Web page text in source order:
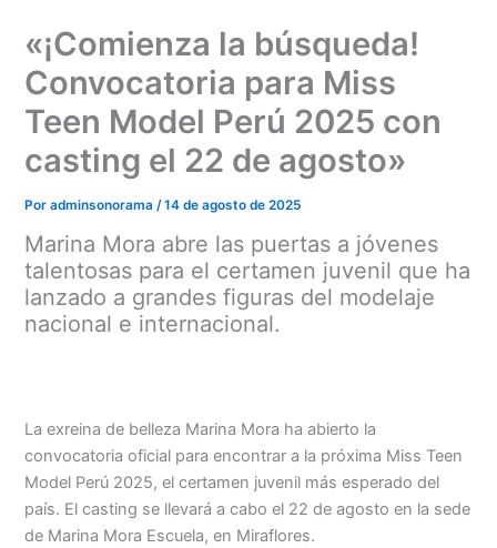
contenido
Menu
«¡Comienza la búsqueda!
Convocatoria para Miss
Teen Model Perú 2025 con
casting el 22 de agosto»
Poradminsonorama/14 de agosto de 2025
Marina Mora abre las puertas a jóvenes
talentosas para el certamen juvenil que ha
lanzado a grandes figuras del modelaje
nacional e internacional.
La exreina de belleza Marina Mora ha abierto la
convocatoria oficial para encontrar a la próxima Miss Teen
Model Perú 2025, el certamen juvenil más esperado del
país. El casting se llevará a cabo el 22 de agosto en la sede
de Marina Mora Escuela, en Miraflores.